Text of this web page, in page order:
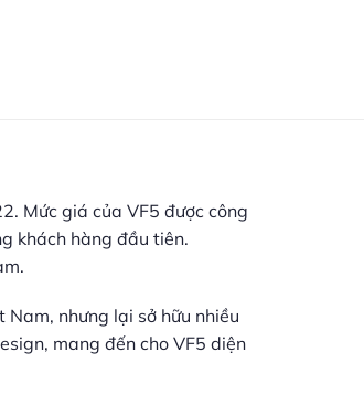
Mức giá của VF5 được công
khách hàng đầu tiên.
nhưng lại sở hữu nhiều
mang đến cho VF5 diện